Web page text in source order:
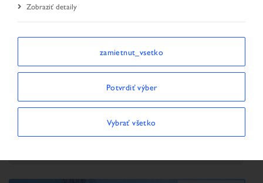
Úvodná stránka
TRIEDIŤ PODĽA
ZOBRAZUJÚ SA 20 VOZIDLÁ
Zobraziť detaily
zamietnut_vsetko
Potvrdiť výber
Vybrať všetko